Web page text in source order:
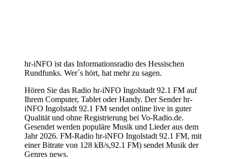
hr-iNFO ist das Informationsradio des Hessischen
Rundfunks. Wer´s hört, hat mehr zu sagen.
Hören Sie das Radio hr-iNFO Ingolstadt 92.1 FM auf
Ihrem Computer, Tablet oder Handy. Der Sender hr-
iNFO Ingolstadt 92.1 FM sendet online live in guter
Qualität und ohne Registrierung bei Vo-Radio.de.
Gesendet werden populäre Musik und Lieder aus dem
Jahr 2026. FM-Radio hr-iNFO Ingolstadt 92.1 FM, mit
einer Bitrate von 128 kB/s,92.1 FM) sendet Musik der
Genres news.